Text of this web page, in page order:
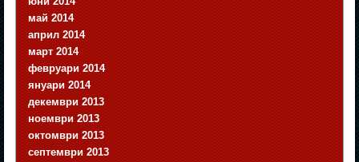
май 2014
април 2014
март 2014
февруари 2014
януари 2014
декември 2013
ноември 2013
октомври 2013
септември 2013